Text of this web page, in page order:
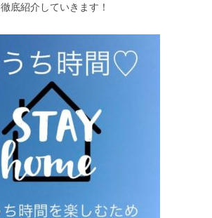
徹底紹介していきます！